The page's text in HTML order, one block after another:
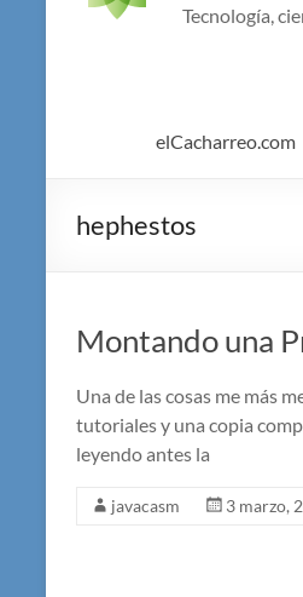
Tecnología,
elCacharreo.com
hephestos
Montando una
Una de las cosas me más
tutoriales y una copia
leyendo antes la
javacasm 3 marzo,